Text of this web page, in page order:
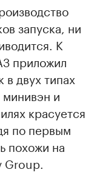
запуска, ни
К
приложил
двух типах
и
красуется
по первым
похожи на
Group.